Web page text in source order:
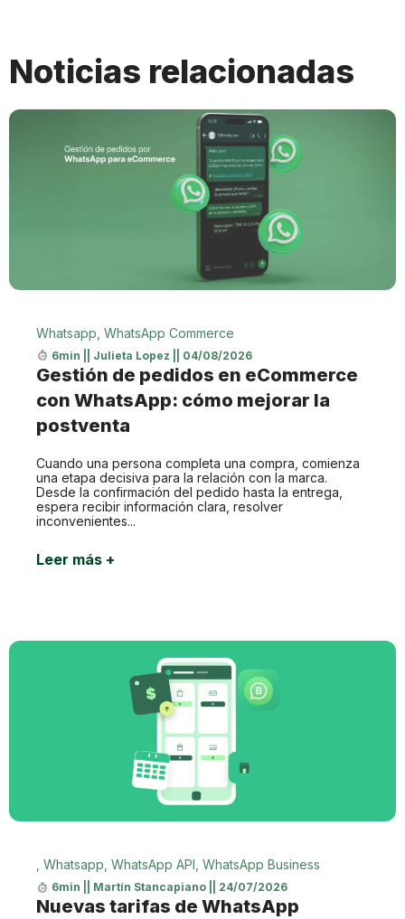
Noticias relacionadas
Whatsapp WhatsApp Commerce
6min Julieta Lopez 04/08/2026
Gestión de pedidos en eCommerce
con WhatsApp: cómo mejorar la
postventa
Cuando una persona completa una compra, comienza
una etapa decisiva para la relación con la marca.
Desde la confirmación del pedido hasta la entrega,
espera recibir información clara, resolver
inconvenientes...
Leer más +
, Whatsapp, WhatsApp API , WhatsApp Business
6min Martín Stancapiano 24/07/2026
Nuevas tarifas de WhatsApp